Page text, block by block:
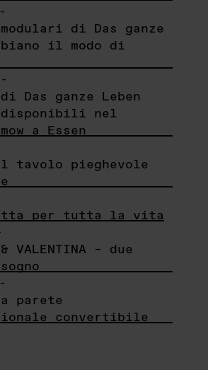
di Das ganze
il modo di
Das ganze Leben
disponibili nel
a Essen
il tavolo pieghevole
fatta per tutta la vita
VALENTINA – due
parete
convertibile